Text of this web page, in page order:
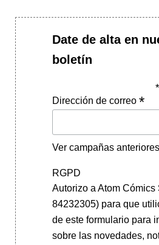
Date de alta en
boletín
*
Dirección de correo *
Ver campañas anteriores
RGPD
Autorizo a Atom Cómics
84232305) para que
de este formulario para
sobre las novedades,